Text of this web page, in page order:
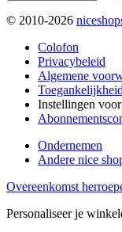
© 2010-2026
Colofon
Privacybeleid
Algemene
Instellingen
Ondernemen
Andere nice
Overeenkomst
Personaliseer je